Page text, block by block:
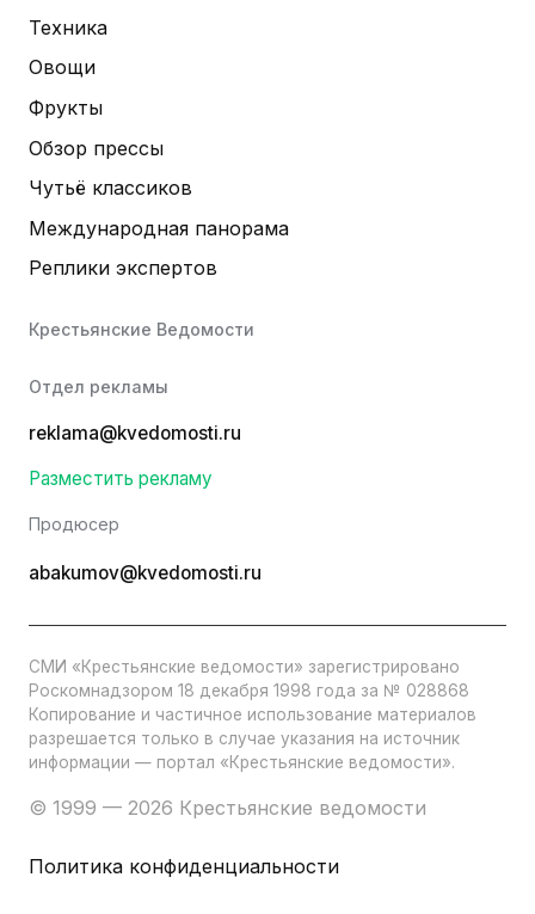
Техника
Овощи
Фрукты
Обзор прессы
Чутьё классиков
Международная панорама
Реплики экспертов
Крестьянские Ведомости
Отдел рекламы
reklama@kvedomosti.ru
Разместить рекламу
Продюсер
abakumov@kvedomosti.ru
СМИ «Крестьянские ведомости» зарегистрировано
Роскомнадзором 18 декабря 1998 года за № 028868
Копирование и частичное использование материалов
разрешается только в случае указания на источник
информации — портал «Крестьянские ведомости».
© 1999 — 2026 Крестьянские ведомости
Политика конфиденциальности